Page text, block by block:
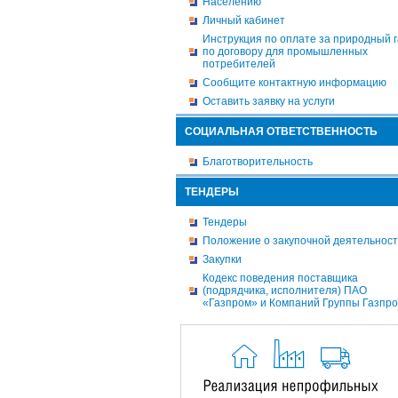
Личный кабинет
Инструкция по оплате за природный
по договору для промышленных
потребителей
Сообщите контактную информацию
Оставить заявку на услуги
СОЦИАЛЬНАЯ ОТВЕТСТВЕННОСТЬ
Благотворительность
ТЕНДЕРЫ
Тендеры
Положение о закупочной
Закупки
Кодекс поведения поставщика
(подрядчика, исполнителя) ПАО
«Газпром» и Компаний Группы